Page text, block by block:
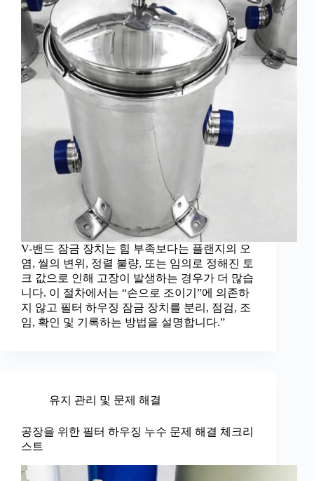
V-밴드 잠금 장치는 힘 부족보다는 플랜지의 오
염, 씰의 변위, 정렬 불량, 또는 임의로 정해진 토
크 값으로 인해 고장이 발생하는 경우가 더 많습
니다. 이 절차에서는 “손으로 조이기”에 의존하
지 않고 필터 하우징 잠금 장치를 분리, 점검, 조
임, 확인 및 기록하는 방법을 설명합니다.”
유지 관리 및 문제 해결
공장을 위한 필터 하우징 누수 문제 해결 체크리
스트